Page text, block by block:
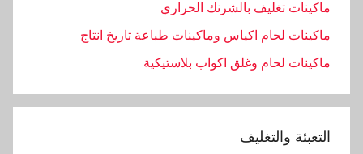
ماكينات تغليف بالشرنك الحراري
ماكينات لحام اكياس وماكينات طباعة تاريخ انتاج
ماكينات لحام وغلق اكواب بلاستيكية
التعبئة والتغليف